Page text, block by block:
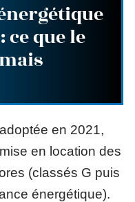
que le
en 2021,
en location des
(classés G puis
énergétique).